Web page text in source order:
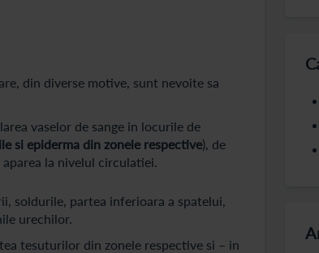
din diverse motive, sunt nevoite sa
vaselor de sange in locurile de
si epiderma din zonele respective), de
la nivelul circulatiei.
soldurile, partea inferioara a spatelui,
urechilor.
tesuturilor din zonele respective si – in